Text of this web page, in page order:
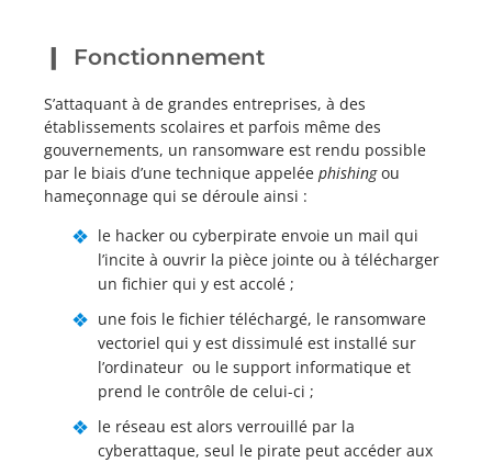
Fonctionnement
S’attaquant à de grandes entreprises, à des
établissements scolaires et parfois même des
gouvernements, un ransomware est rendu possible
par le biais d’une technique appelée phishingou
hameçonnage qui se déroule ainsi :
le hacker ou cyberpirate envoie un mail qui
l’incite à ouvrir la pièce jointe ou à télécharger
un fichier qui y est accolé ;
une fois le fichier téléchargé, le ransomware
vectoriel qui y est dissimulé est installé sur
l’ordinateur ou le support informatique et
prend le contrôle de celui-ci ;
le réseau est alors verrouillé par la
cyberattaque, seul le pirate peut accéder aux